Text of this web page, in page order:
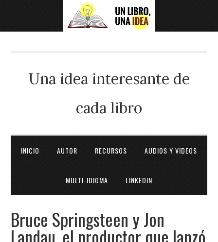
Una idea interesante de
cada libro
INICIO AUTOR RECURSOS AUDIOS Y VIDEOS
MULTI-IDIOMA LINKEDIN
Bruce Springsteen y Jon
Landau, el productor que lanzó